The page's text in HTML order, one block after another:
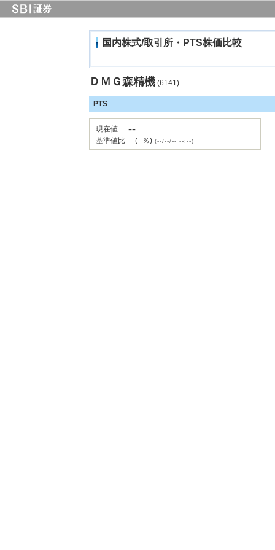
国内株式/取引所・PTS株価比較
ＤＭＧ森精機 (6141)
PTS
現在値 --
基準値比 -- (--％) (--/--/-- --:--)